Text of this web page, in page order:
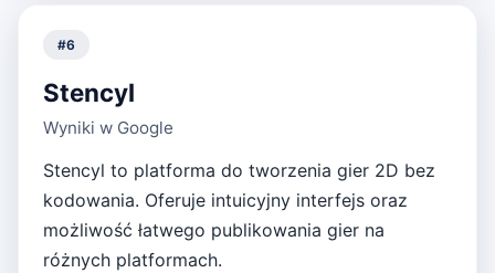
#6
Stencyl
Wyniki w Google
Stencyl to platforma do tworzenia gier 2D bez
kodowania. Oferuje intuicyjny interfejs oraz
możliwość łatwego publikowania gier na
różnych platformach.